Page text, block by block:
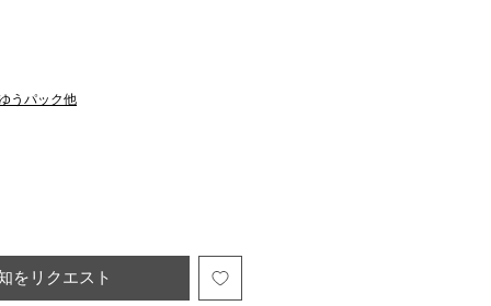
うパック他
をリクエスト